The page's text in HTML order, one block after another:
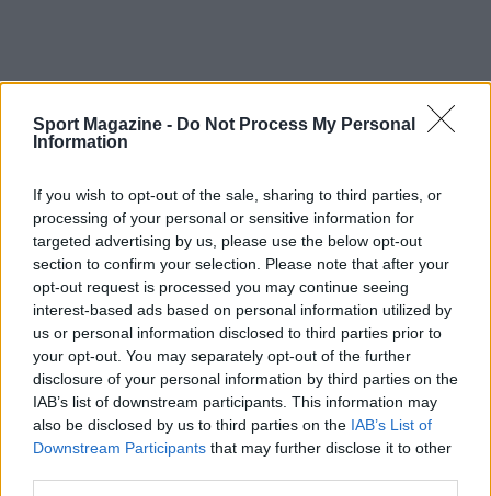
Sport Magazine - Do Not Process My Personal
Information
If you wish to opt-out of the sale, sharing to third parties, or
processing of your personal or sensitive information for
targeted advertising by us, please use the below opt-out
section to confirm your selection. Please note that after your
opt-out request is processed you may continue seeing
interest-based ads based on personal information utilized by
us or personal information disclosed to third parties prior to
your opt-out. You may separately opt-out of the further
disclosure of your personal information by third parties on the
IAB’s list of downstream participants. This information may
also be disclosed by us to third parties on the IAB’s List of
Downstream Participants that may further disclose it to other
Continua a leggere